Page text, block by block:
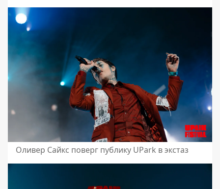
Оливер Сайкс поверг публику UPark в экстаз